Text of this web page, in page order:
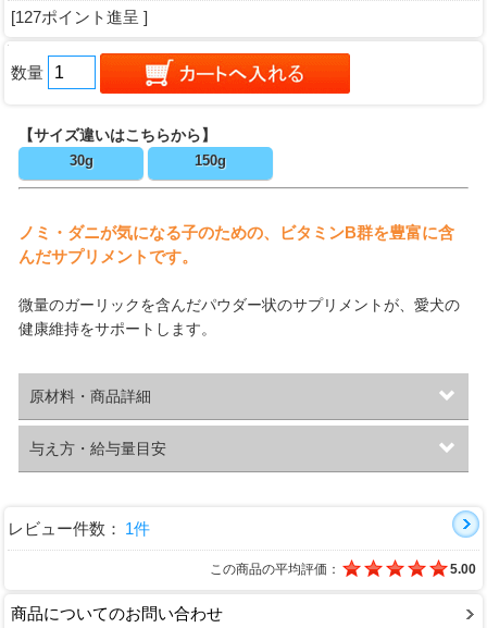
[127ポイント進呈 ]
数量
【サイズ違いはこちらから】
30g 150g
ノミ・ダニが気になる子のための、ビタミンB群を豊富に含
んだサプリメントです。
微量のガーリックを含んだパウダー状のサプリメントが、愛犬の
健康維持をサポートします。
原材料・商品詳細
与え方・給与量目安
レビュー件数： 1件
この商品の平均評価： 5.00
商品についてのお問い合わせ